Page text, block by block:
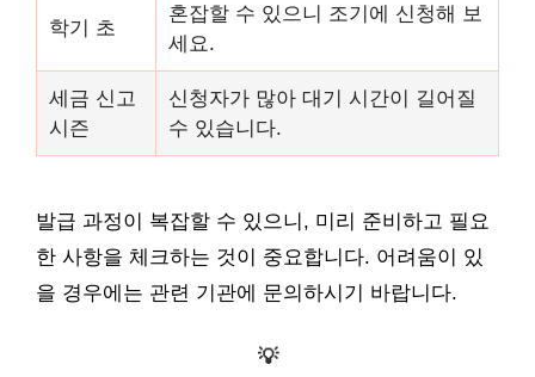
학기 초
혼잡할 수 있으니 조기에 신청해 보
세요.
세금 신고
시즌
신청자가 많아 대기 시간이 길어질
수 있습니다.
발급 과정이 복잡할 수 있으니, 미리 준비하고 필요
한 사항을 체크하는 것이 중요합니다. 어려움이 있
을 경우에는 관련 기관에 문의하시기 바랍니다.
💡